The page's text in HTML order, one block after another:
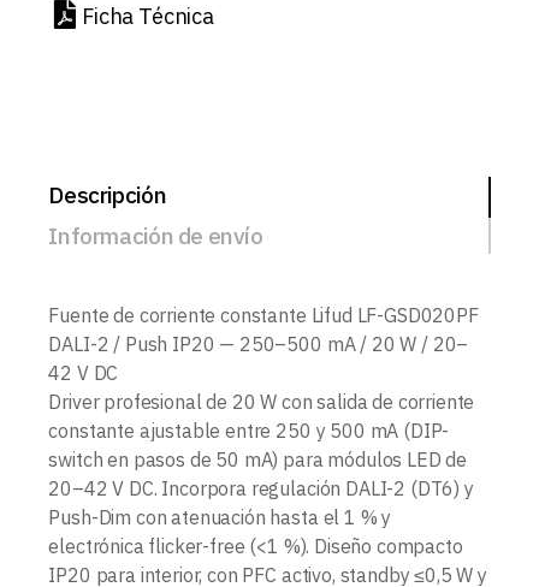
Ficha Técnica
Descripción
Información de envío
Fuente de corriente constante Lifud LF-GSD020PF
DALI-2 / Push IP20 — 250–500 mA / 20 W / 20–
42 V DC
Driver profesional de 20 W con salida de corriente
constante ajustable entre 250 y 500 mA (DIP-
switch en pasos de 50 mA) para módulos LED de
20–42 V DC. Incorpora regulación DALI-2 (DT6) y
Push-Dim con atenuación hasta el 1 % y
electrónica flicker-free (<1 %). Diseño compacto
IP20 para interior, con PFC activo, standby ≤0,5 W y